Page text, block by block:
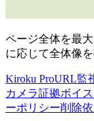
ページ全体を最
に応じて全体像
Kiroku ProURL監
カメラ証拠ボイ
ーポリシー削除